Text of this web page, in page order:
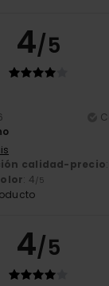
4/5
calidad-precio
: 4/5
4/5